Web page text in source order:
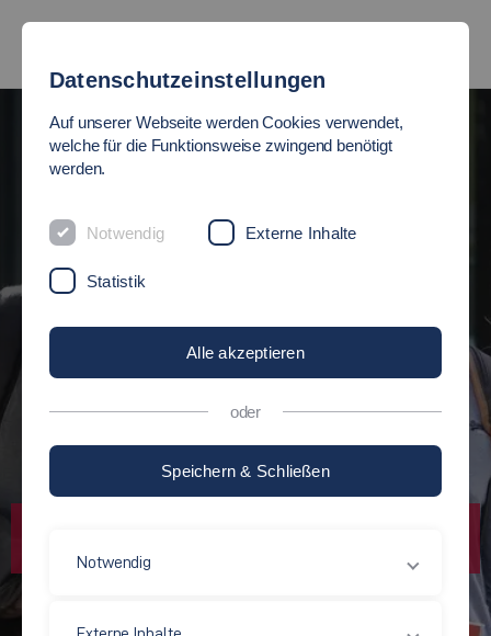
im
27.
FREIE
STUDIENPLÄTZE
im Wintersemester 2026/27
Datenschutzeinstellungen
Auf unserer Webseite werden Cookies verwendet,
welche für die Funktionsweise zwingend benötigt
werden.
Notwendig Externe Inhalte
Statistik
Alle akzeptieren
oder
Speichern & Schließen
Notwendig